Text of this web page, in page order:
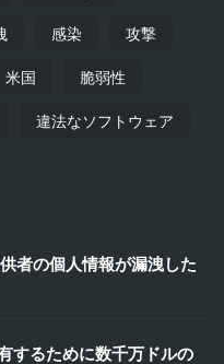
感染 攻撃
米国 脆弱性
違法なソフトウェア
者の個人情報が漏洩した
するために数千万ドルの